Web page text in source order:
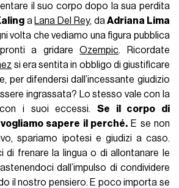
il suo corpo dopo la sua perdita
a Lana Del Rey, daAdriana Lima
volta che vediamo una figura pubblica
a gridareOzempic. Ricordate
si era sentita in obbligo di giustificare
per difendersi dall’incessante giudizio
ingrassata? Lo stesso vale con la
i suoi eccessi. Se il corpo di
sapere il perché.E se non
spariamo ipotesi e giudizi a caso.
di frenare la lingua o di allontanare le
dall’impulso di condividere
il nostro pensiero. E poco importa se